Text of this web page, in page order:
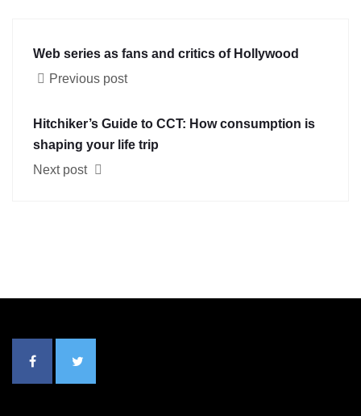
Web series as fans and critics of Hollywood
Previous post
Hitchiker’s Guide to CCT: How consumption is
shaping your life trip
Next post